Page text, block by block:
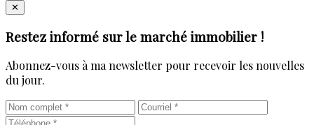
Close
✕
Restez informé sur le marché immobilier !
Abonnez-vous à ma newsletter pour recevoir les nouvelles
du jour.